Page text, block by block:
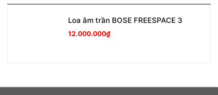
Loa âm trần BOSE FREESPACE 3
12.000.000₫